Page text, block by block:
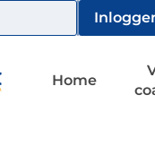
Home